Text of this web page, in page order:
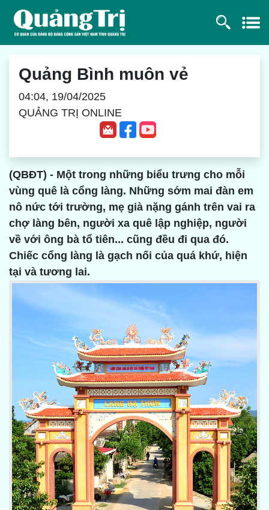
Quảng Bình muôn vẻ
04:04, 19/04/2025
QUẢNG TRỊ ONLINE
(QBĐT) - Một trong những biểu trưng cho mỗi
vùng quê là cổng làng. Những sớm mai đàn em
nô nức tới trường, mẹ già nặng gánh trên vai ra
chợ làng bên, người xa quê lập nghiệp, người
về với ông bà tổ tiên... cũng đều đi qua đó.
Chiếc cổng làng là gạch nối của quá khứ, hiện
tại và tương lai.